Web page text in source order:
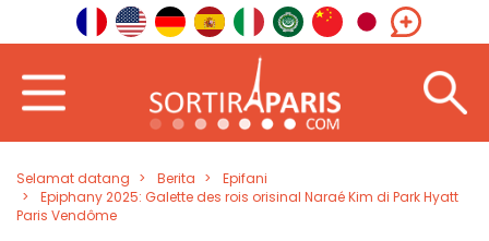
Selamat datang Berita
Epifani
Epiphany 2025: Galette des rois orisinal Naraé Kim di Park Hyatt
Paris Vendôme